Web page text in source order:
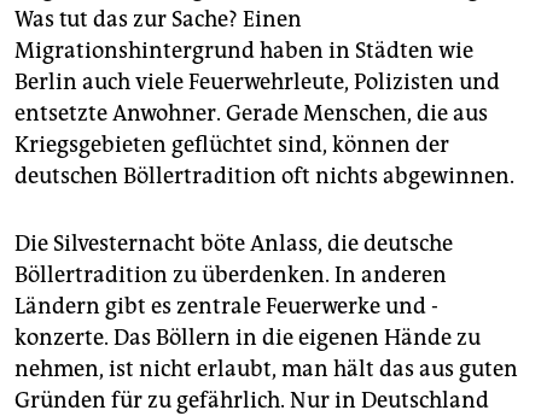
Was tut das zur Sache? Einen
Migrationshintergrund haben in Städten wie
Berlin auch viele Feuerwehrleute, Polizisten und
entsetzte Anwohner. Gerade Menschen, die aus
Kriegsgebieten geflüchtet sind, können der
deutschen Böllertradition oft nichts abgewinnen.
Die Silvesternacht böte Anlass, die deutsche
Böllertradition zu überdenken. In anderen
Ländern gibt es zentrale Feuerwerke und -
konzerte. Das Böllern in die eigenen Hände zu
nehmen, ist nicht erlaubt, man hält das aus guten
Gründen für zu gefährlich. Nur in Deutschland